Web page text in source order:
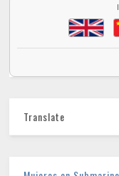
Translate